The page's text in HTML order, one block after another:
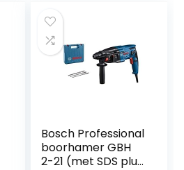
Bosch Professional
boorhamer GBH
2-21 (met SDS plus,